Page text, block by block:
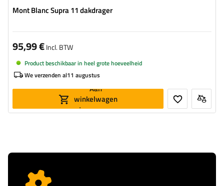
Mont Blanc Supra 11 dakdrager
95,99 €Incl. BTW
Product beschikbaar in heel grote hoeveelheid
We verzenden al11 augustus
Aan
winkelwagen
toevoegen